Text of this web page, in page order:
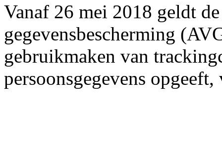
Vanaf 26 mei 2018 geldt
gegevensbescherming
gebruikmaken van
persoonsgegevens